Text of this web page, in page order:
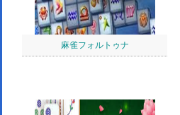
麻雀フォルトゥナ